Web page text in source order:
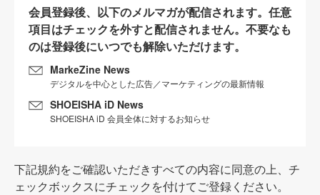
会員登録後、以下のメルマガが配信されます。任意
項目はチェックを外すと配信されません。不要なも
のは登録後にいつでも解除いただけます。
MarkeZine News
デジタルを中心とした広告／マーケティングの最新情報
SHOEISHA iD News
SHOEISHA iD 会員全体に対するお知らせ
下記規約をご確認いただきすべての内容に同意の上、チ
ェックボックスにチェックを付けてご登録ください。